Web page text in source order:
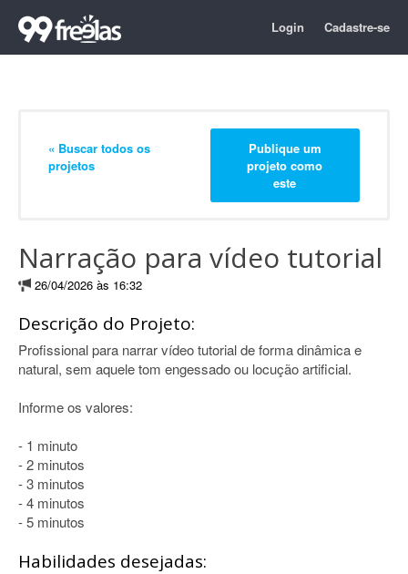
Login Cadastre-se
« Buscar todos os
projetos
Publique um
projeto como
este
Narração para vídeo tutorial
26/04/2026 às 16:32
Descrição do Projeto:
Profissional para narrar vídeo tutorial de forma dinâmica e
natural, sem aquele tom engessado ou locução artificial.
Informe os valores:
- 1 minuto
- 2 minutos
- 3 minutos
- 4 minutos
- 5 minutos
Habilidades desejadas: